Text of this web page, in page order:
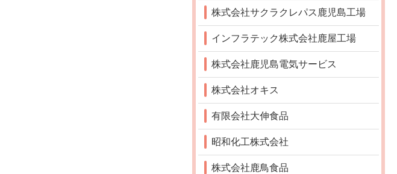
株式会社サクラクレパス鹿児島工場
インフラテック株式会社鹿屋工場
株式会社鹿児島電気サービス
株式会社オキス
有限会社大伸食品
昭和化工株式会社
株式会社鹿鳥食品